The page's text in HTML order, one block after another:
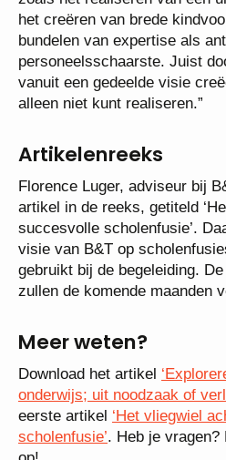
het creëren van brede
bundelen van expertise als
personeelsschaarste. Juist
vanuit een gedeelde visie
alleen niet kunt realiseren.”
Artikelenreeks
Florence Luger, adviseur bij
artikel in de reeks, getiteld
succesvolle scholenfusie’.
visie van B&T op
gebruikt bij de begeleiding.
zullen de komende maanden
Meer weten?
Download het artikel
onderwijs; uit noodzaak of
eerste artikel ‘Het vliegwiel
scholenfusie’. Heb je vragen?